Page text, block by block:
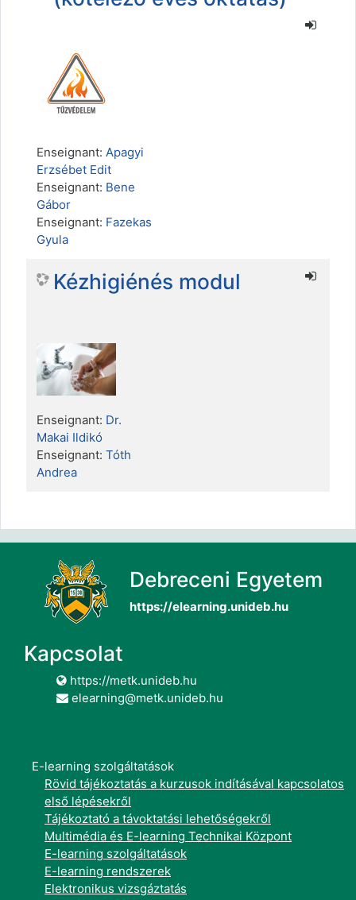
Enseignant: Apagyi
Erzsébet Edit
Enseignant: Bene
Gábor
Enseignant: Fazekas
Gyula
Kézhigiénés modul
Enseignant: Dr.
Makai Ildikó
Enseignant: Tóth
Andrea
Debreceni Egyetem
https://elearning.unideb.hu
Kapcsolat
https://metk.unideb.hu
elearning@metk.unideb.hu
E-learning szolgáltatások
Rövid tájékoztatás a kurzusok indításával kapcsolatos
első lépésekről
Tájékoztató a távoktatási lehetőségekről
Multimédia és E-learning Technikai Központ
E-learning szolgáltatások
E-learning rendszerek
Elektronikus vizsgáztatás